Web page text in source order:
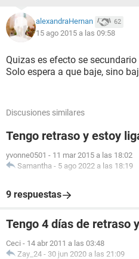
alexandraHernan 62
15 ago 2015 a las 09:58
Quizas es efecto se
Solo espera a que baje, sino
Discusiones similares
Tengo retraso y estoy
yvonne0501 - 11 mar 2015 a las 18:02
Samantha - 5 ago 2022 a las 18:19
9 respuestas
Tengo 4 días de retraso
Ceci - 14 abr 2011 a las 03:48
Zay_24 - 30 jun 2020 a las 21:09